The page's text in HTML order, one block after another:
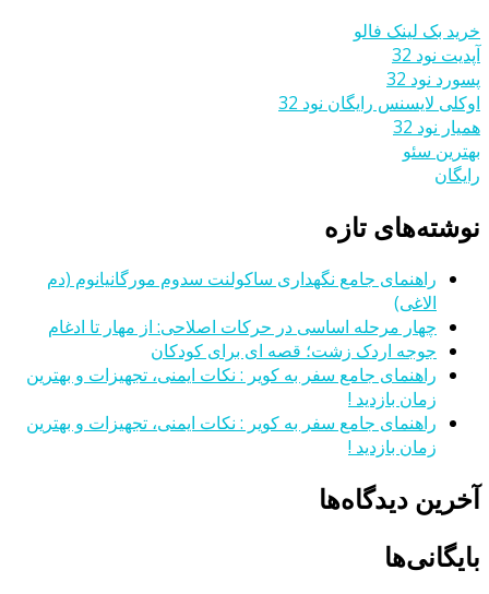
خرید بک لینک فالو
آپدیت نود 32
پسورد نود 32
اوکلی لایسنس رایگان نود 32
همیار نود 32
بهترین سئو
رایگان
نوشته‌های تازه
راهنمای جامع نگهداری ساکولنت سدوم مورگانیانوم (دم
الاغی)
چهار مرحله اساسی در حرکات اصلاحی: از مهار تا ادغام
جوجه اردک زشت؛ قصه ای برای کودکان
راهنمای جامع سفر به کویر : نکات ایمنی، تجهیزات و بهترین
زمان بازدید !
راهنمای جامع سفر به کویر : نکات ایمنی، تجهیزات و بهترین
زمان بازدید !
آخرین دیدگاه‌ها
بایگانی‌ها